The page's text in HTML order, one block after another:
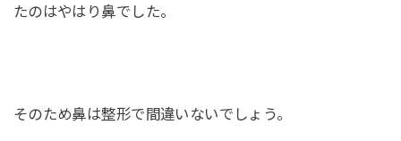
たのはやはり鼻でした。
そのため鼻は整形で間違いないでしょう。